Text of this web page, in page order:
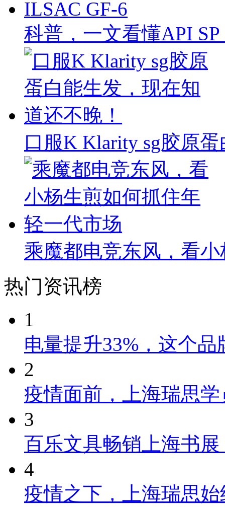
科普，一文看懂API
口服K Klarity sg胶原
乘魔都电竞东风，看
热门资讯榜
1
电量提升33%，这个
2
疫情面前，上海瑞思
3
百乐文具畅销上海书
4
疫情之下，上海瑞思